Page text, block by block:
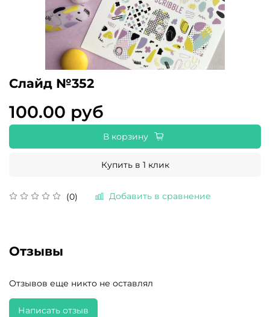
Слайд №352
(0) Добавить в сравнение
100.00 руб
В корзину
Купить в 1 клик
Отзывы
Отзывов еще никто не оставлял
Написать отзыв